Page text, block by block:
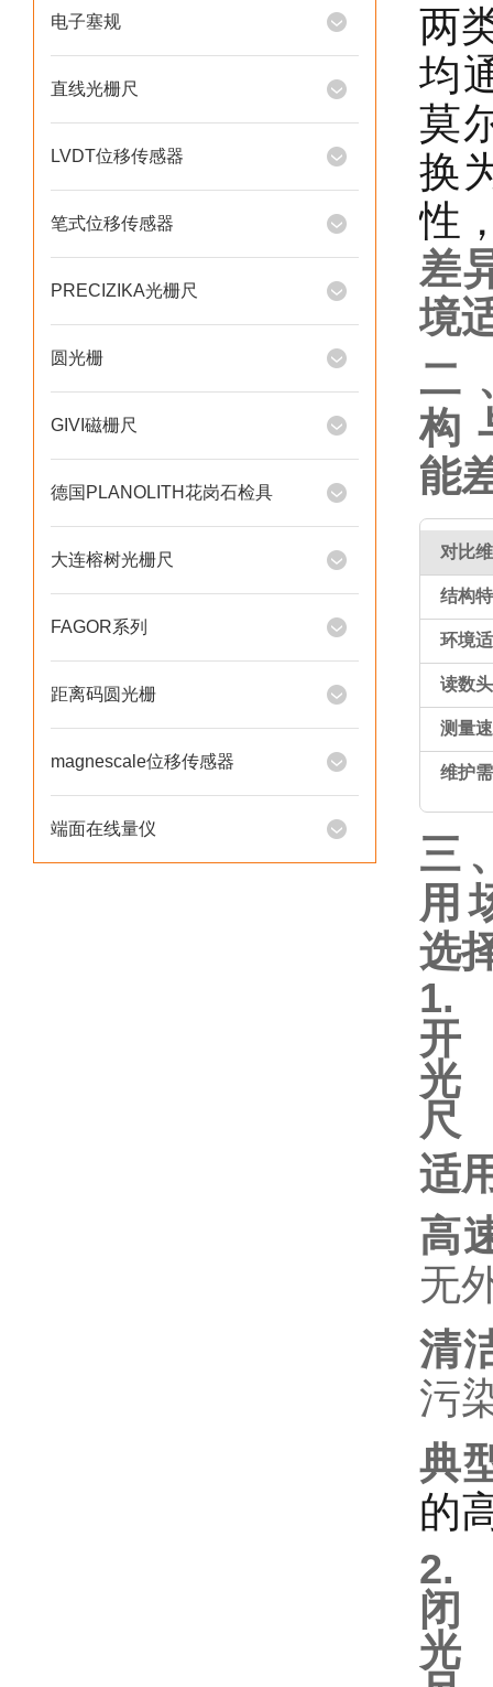
电子塞规
直线光栅尺
LVDT位移传感器
笔式位移传感器
PRECIZIKA光栅尺
圆光栅
GIVI磁栅尺
德国PLANOLITH花岗石检具
大连榕树光栅尺
FAGOR系列
距离码圆光栅
magnescale位移传感器
端面在线量仪
两
均
莫
换
性
差
境
二
构
能
对比
结构
环境
读数
测量
维护
三
用
选
1.
开
光
尺
适
高
无
清
污
典
的
2.
闭
光